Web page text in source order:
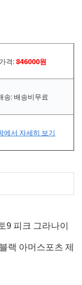
가격: 846000원
송: 배송비무료
에서 자세히 보기
9 피크 그라나이
랙 아머스포츠 제